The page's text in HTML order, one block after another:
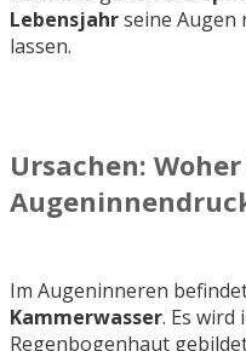
Lebensjahrseine Augen
lassen.
Ursachen:
Im Augeninneren
Kammerwasser. Es wird
Regenbogenhaut